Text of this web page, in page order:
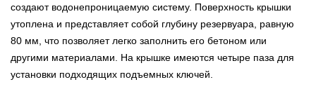
создают водонепроницаемую систему. Поверхность крышки
утоплена и представляет собой глубину резервуара, равную
80 мм, что позволяет легко заполнить его бетоном или
другими материалами. На крышке имеются четыре паза для
установки подходящих подъемных ключей.